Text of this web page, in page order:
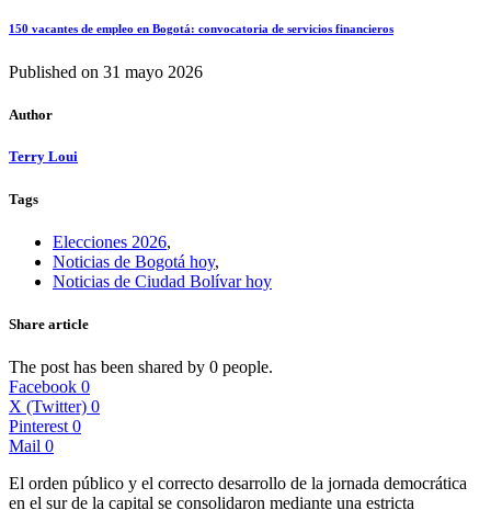
150 vacantes de empleo en Bogotá: convocatoria de servicios financieros
Published on 31 mayo 2026
Author
Terry Loui
Tags
Elecciones 2026,
Noticias de Bogotá hoy,
Noticias de Ciudad Bolívar hoy
Share article
The post has been shared by 0 people.
Facebook 0
X (Twitter) 0
Pinterest 0
Mail 0
El orden público y el correcto desarrollo de la jornada democrática
en el sur de la capital se consolidaron mediante una estricta